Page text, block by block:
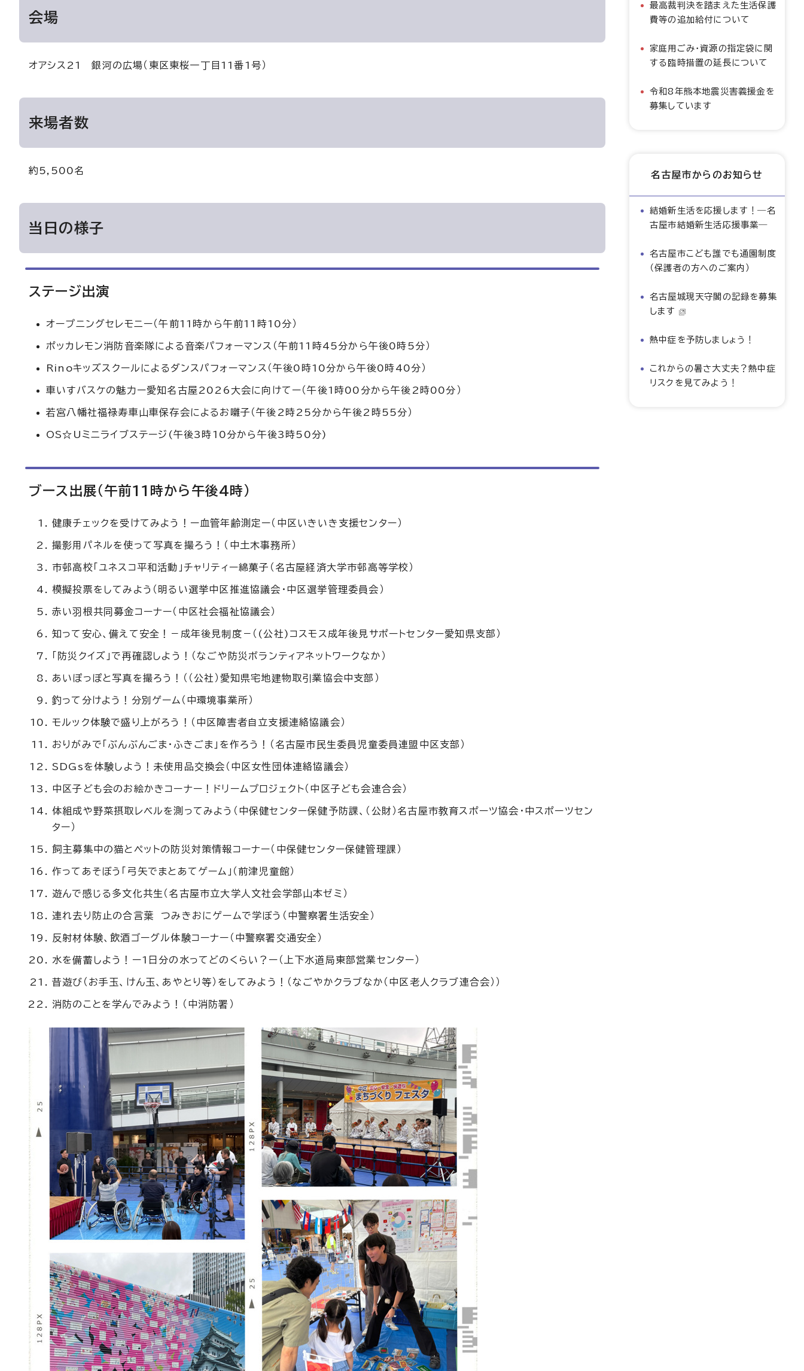
会場
オアシス21 銀河の広場（東区東桜一丁目11番1号）
来場者数
約5,500名
当日の様子
ステージ出演
オープニングセレモニー（午前11時から午前11時10分）
ポッカレモン消防音楽隊による音楽パフォーマンス（午前11時45分から午後0時5分）
Rinoキッズスクールによるダンスパフォーマンス（午後0時10分から午後0時40分）
車いすバスケの魅力ー愛知名古屋2026大会に向けてー（午後1時00分から午後2時00分）
若宮八幡社福禄寿車山車保存会によるお囃子（午後2時25分から午後2時55分）
OS☆Uミニライブステージ(午後3時10分から午後3時50分)
ブース出展（午前11時から午後4時）
健康チェックを受けてみよう！ー血管年齢測定ー（中区いきいき支援センター）
撮影用パネルを使って写真を撮ろう！（中土木事務所）
市邨高校「ユネスコ平和活動」チャリティー綿菓子（名古屋経済大学市邨高等学校）
模擬投票をしてみよう（明るい選挙中区推進協議会・中区選挙管理委員会）
赤い羽根共同募金コーナー（中区社会福祉協議会）
知って安心、備えて安全！－成年後見制度－（(公社)コスモス成年後見サポートセンター愛知県支部）
「防災クイズ」で再確認しよう！（なごや防災ボランティアネットワークなか）
あいぽっぽと写真を撮ろう！（（公社）愛知県宅地建物取引業協会中支部）
釣って分けよう！分別ゲーム（中環境事業所）
モルック体験で盛り上がろう！（中区障害者自立支援連絡協議会）
おりがみで「ぶんぶんごま・ふきごま」を作ろう！（名古屋市民生委員児童委員連盟中区支部）
SDGsを体験しよう！未使用品交換会（中区女性団体連絡協議会）
中区子ども会のお絵かきコーナー！ドリームプロジェクト（中区子ども会連合会）
体組成や野菜摂取レベルを測ってみよう（中保健センター保健予防課、（公財）名古屋市教育スポーツ協会・中スポーツセン
ター）
飼主募集中の猫とペットの防災対策情報コーナー（中保健センター保健管理課）
作ってあそぼう「弓矢でまとあてゲーム」（前津児童館）
遊んで感じる多文化共生（名古屋市立大学人文社会学部山本ゼミ）
連れ去り防止の合言葉 つみきおにゲームで学ぼう（中警察署生活安全）
反射材体験、飲酒ゴーグル体験コーナー（中警察署交通安全）
水を備蓄しよう！ー1日分の水ってどのくらい？ー（上下水道局東部営業センター）
昔遊び（お手玉、けん玉、あやとり等）をしてみよう！（なごやかクラブなか（中区老人クラブ連合会））
消防のことを学んでみよう！（中消防署）
最高裁判決を踏まえた生活保護
費等の追加給付について
家庭用ごみ・資源の指定袋に関
する臨時措置の延長について
令和8年熊本地震災害義援金を
募集しています
名古屋市からのお知らせ
結婚新生活を応援します！―名
古屋市結婚新生活応援事業―
名古屋市こども誰でも通園制度
（保護者の方へのご案内）
名古屋城現天守閣の記録を募集
します
熱中症を予防しましょう！
これからの暑さ大丈夫？熱中症
リスクを見てみよう！